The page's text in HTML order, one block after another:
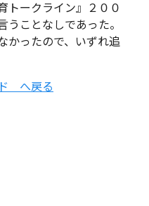
ークライン』２００
うことなしであった。
かったので、いずれ追
ド へ戻る